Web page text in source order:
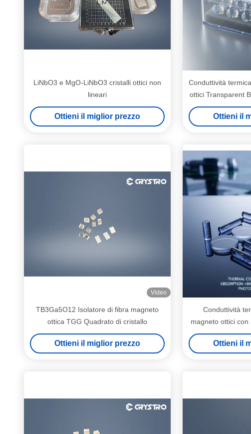
LiNbO3 e MgO-LiNbO3 cristalli ottici non
lineari
Ottieni il miglior prezzo
Conduttività
ottici Transparent
prestazioni
Ottieni il
Video
TB3Ga5O12 Isolatore di fibra magneto
ottica TGG Quadrato di cristallo
Ottieni il miglior prezzo
Conduttività
magneto ottici con
a 3000PPM per
immagine
Ottieni il